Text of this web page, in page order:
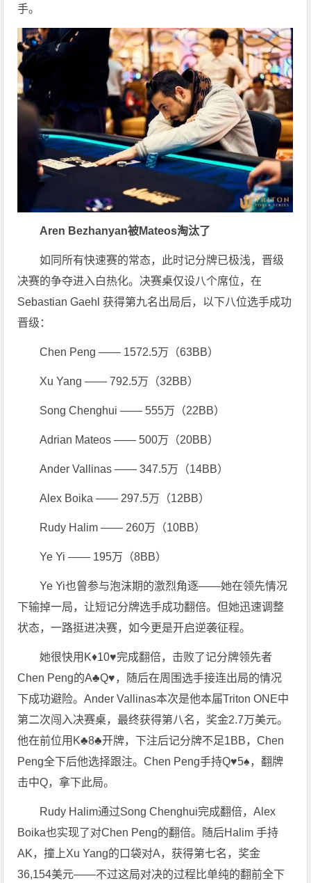
手。
Aren Bezhanyan被Mateos淘汰了
如同所有快速赛的常态，此时记分牌已极浅，晋级
决赛的争夺进入白热化。决赛桌仅设八个席位，在
Sebastian Gaehl 获得第九名出局后，以下八位选手成功
晋级：
Chen Peng —— 1572.5万（63BB）
Xu Yang —— 792.5万（32BB）
Song Chenghui —— 555万（22BB）
Adrian Mateos —— 500万（20BB）
Ander Vallinas —— 347.5万（14BB）
Alex Boika —— 297.5万（12BB）
Rudy Halim —— 260万（10BB）
Ye Yi —— 195万（8BB）
Ye Yi也曾参与泡沫期的激烈角逐——她在领先情况
下输掉一局，让短记分牌选手成功翻倍。但她迅速调整
状态，一路挺进决赛，如今更是开启逆袭征程。
她很快用K♦10♥完成翻倍，击败了记分牌领先者
Chen Peng的A♣Q♥，随后在周围选手接连出局的情况
下成功避险。Ander Vallinas本次是他本届Triton ONE中
第二次闯入决赛桌，最终获得第八名，奖金2.7万美元。
他在前位用K♣8♣开牌，下注后记分牌不足1BB，Chen
Peng全下后他选择跟注。Chen Peng手持Q♥5♠，翻牌
击中Q，拿下此局。
Rudy Halim通过Song Chenghui完成翻倍，Alex
Boika也实现了对Chen Peng的翻倍。随后Halim 手持
AK，撞上Xu Yang的口袋对A，获得第七名，奖金
36,154美元——不过这局对决的过程比单纯的翻前全下